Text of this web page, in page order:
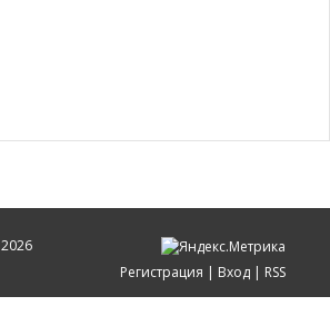
Регистрация | Вход | RSS